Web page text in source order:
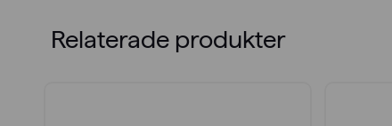
Relaterade produkter